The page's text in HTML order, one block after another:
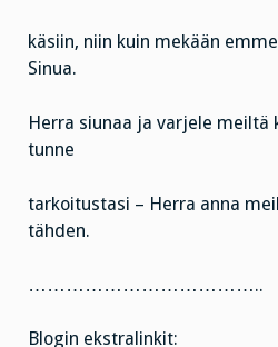
käsiin, niin kuin mekään
Sinua.
Herra siunaa ja varjele meiltä
tunne
tarkoitustasi – Herra anna
tähden.
………………………………..
Blogin ekstralinkit: